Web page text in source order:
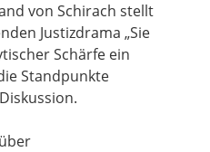
von Schirach stellt
Justizdrama „Sie
Schärfe ein
Standpunkte